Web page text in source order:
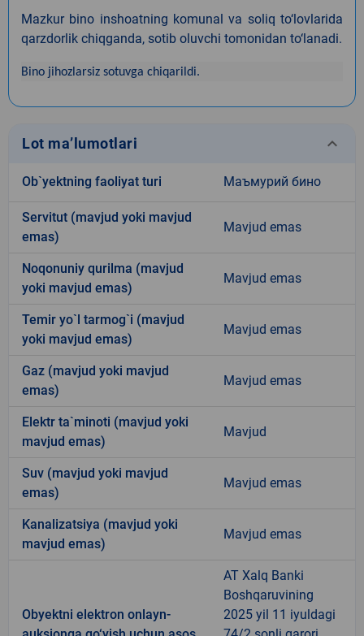
Mazkur bino inshoatning komunal va soliq to‘lovlarida
qarzdorlik chiqganda, sotib oluvchi tomonidan to‘lanadi.
Bino jihozlarsiz sotuvga chiqarildi.
Lot ma’lumotlari keyboard_arrow_down
Ob`yektning faoliyat turi Маъмурий бино
Servitut (mavjud yoki mavjud
emas)
Mavjud emas
Noqonuniy qurilma (mavjud
yoki mavjud emas)
Mavjud emas
Temir yo`l tarmog`i (mavjud
yoki mavjud emas)
Mavjud emas
Gaz (mavjud yoki mavjud
emas)
Mavjud emas
Elektr ta`minoti (mavjud yoki
mavjud emas)
Mavjud
Suv (mavjud yoki mavjud
emas)
Mavjud emas
Kanalizatsiya (mavjud yoki
mavjud emas)
Mavjud emas
Obyektni elektron onlayn-
AT Xalq Banki
Boshqaruvining
2025 yil 11 iyuldagi